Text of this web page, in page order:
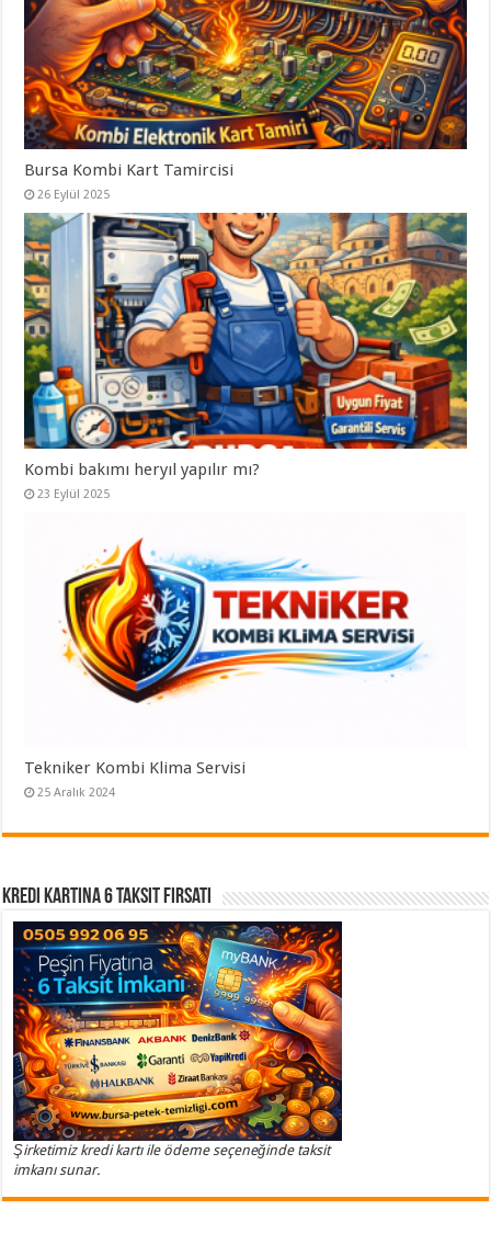
Bursa Kombi Kart Tamircisi
26 Eylül 2025
Kombi bakımı heryıl yapılır mı?
23 Eylül 2025
Tekniker Kombi Klima Servisi
25 Aralık 2024
Kredi Kartına 6 Taksit Fırsatı
Şirketimiz kredi kartı ile ödeme seçeneğinde taksit
imkanı sunar.